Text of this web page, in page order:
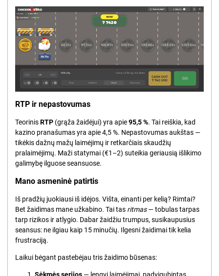
RTP ir nepastovumas
TeorinisRTP (grąža žaidėjui) yra apie95,5 %. Tai reiškia, kad
kazino pranašumas yra apie 4,5 %. Nepastovumas aukštas —
tikėkis dažnų mažų laimėjimų ir retkarčiais skaudžių
pralaimėjimų. Maži statymai (€1–2) suteikia geriausią išlikimo
galimybę ilguose seansuose.
Mano asmeninė patirtis
Iš pradžių juokiausi iš idėjos. Višta, einanti per kelią? Rimtai?
Bet žaidimas mane užkabino. Tai tas ritmas— tobulas tarpas
tarp rizikos ir atlygio. Dabar žaidžiu trumpus, susikaupusius
seansus: ne ilgiau kaip 15 minučių. Ilgesni žaidimai tik kelia
frustraciją.
Laikui bėgant pastebėjau tris žaidimo būsenas:
Sėkmės serijos — lengvi laimėjimai, padvigubintas